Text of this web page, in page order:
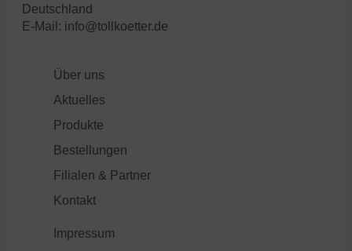
Deutschland
E-Mail: info@tollkoetter.de
Über uns
Aktuelles
Produkte
Bestellungen
Filialen & Partner
Kontakt
Impressum